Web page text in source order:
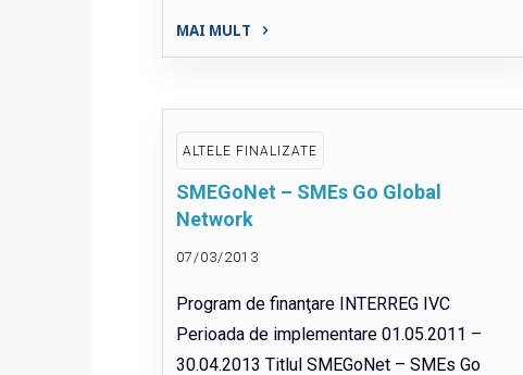
MAI MULT
"Studiu
privind
contribuția
din
ariile
protejate
2000:
Pricop-
Huta
ALTELE FINALIZATE
SMEGoNet – SMEs Go Global
Network
07/03/2013
Program de finanţare INTERREG IVC
Perioada de implementare 01.05.2011 –
30.04.2013 Titlul SMEGoNet – SMEs Go